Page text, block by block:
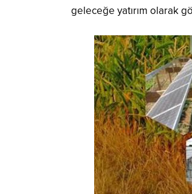
geleceğe yatırım olarak